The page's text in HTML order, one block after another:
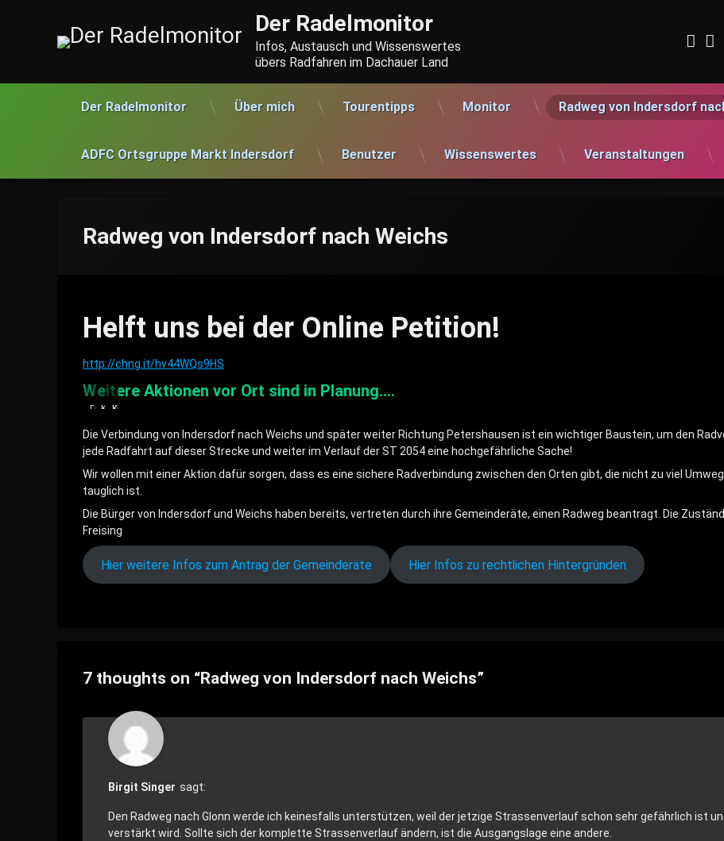
Der Radelmonitor
Infos, Austausch und Wissenswertes
übers Radfahren im Dachauer Land
Der Radelmonitor Über mich Tourentipps Monitor Radweg von Indersdorf
ADFC Ortsgruppe Markt Indersdorf Benutzer Wissenswertes Veranstaltungen
Radweg von Indersdorf nach Weichs
Helft uns bei der Online Petition!
http://chng.it/hv44WQs9HS
Weitere Aktionen vor Ort sind in Planung….
Die
2054
von
nach
Weichs
Keine
für
Radler
scharfe
Kurfen
Wenig
vor
allem
zzu
Erntezeiten
Kurven
Autofahrer
nicht
Die Verbindung von Indersdorf nach Weichs und später weiter Richtung Petershausen ist ein wichtiger Baustein, um den
jede Radfahrt auf dieser Strecke und weiter im Verlauf der ST 2054 eine hochgefährliche Sache!
Wir wollen mit einer Aktion dafür sorgen, dass es eine sichere Radverbindung zwischen den Orten gibt, die nicht zu viel
tauglich ist.
Die Bürger von Indersdorf und Weichs haben bereits, vertreten durch ihre Gemeinderäte, einen Radweg beantragt. Die
Freising
Hier weitere Infos zum Antrag der Gemeinderäte Hier Infos zu rechtlichen Hintergründen
7 thoughts on “Radweg von Indersdorf nach Weichs”
Birgit Singer sagt:
Den Radweg nach Glonn werde ich keinesfalls unterstützen, weil der jetzige Strassenverlauf schon sehr gefährlich ist
verstärkt wird. Sollte sich der komplette Strassenverlauf ändern, ist die Ausgangslage eine andere.